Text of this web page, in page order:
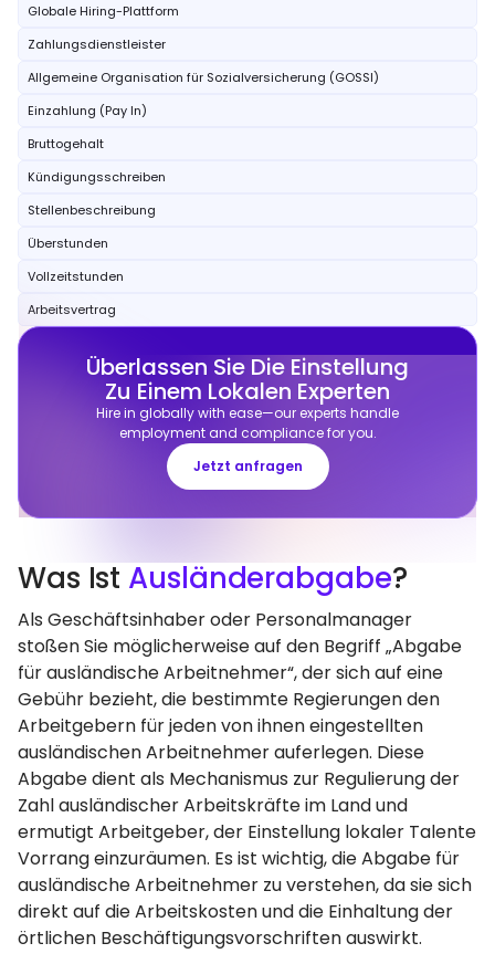
Globale Hiring-Plattform
Zahlungsdienstleister
Allgemeine Organisation für Sozialversicherung (GOSSI)
Einzahlung (Pay In)
Bruttogehalt
Kündigungsschreiben
Stellenbeschreibung
Überstunden
Vollzeitstunden
Arbeitsvertrag
Überlassen Sie Die Einstellung
Zu Einem Lokalen Experten
Hire in globally with ease—our experts handle
employment and compliance for you.
Jetzt anfragen
Was Ist Ausländerabgabe?
Als Geschäftsinhaber oder Personalmanager
stoßen Sie möglicherweise auf den Begriff „Abgabe
für ausländische Arbeitnehmer“, der sich auf eine
Gebühr bezieht, die bestimmte Regierungen den
Arbeitgebern für jeden von ihnen eingestellten
ausländischen Arbeitnehmer auferlegen. Diese
Abgabe dient als Mechanismus zur Regulierung der
Zahl ausländischer Arbeitskräfte im Land und
ermutigt Arbeitgeber, der Einstellung lokaler Talente
Vorrang einzuräumen. Es ist wichtig, die Abgabe für
ausländische Arbeitnehmer zu verstehen, da sie sich
direkt auf die Arbeitskosten und die Einhaltung der
örtlichen Beschäftigungsvorschriften auswirkt.